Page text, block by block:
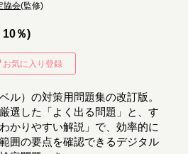
協会(監修)
10％)
お気に入り登録
ル）の対策用問題集の改訂版。
選した「よく出る問題」と、す
かりやすい解説」で、効率的に
囲の要点を確認できるデジタル